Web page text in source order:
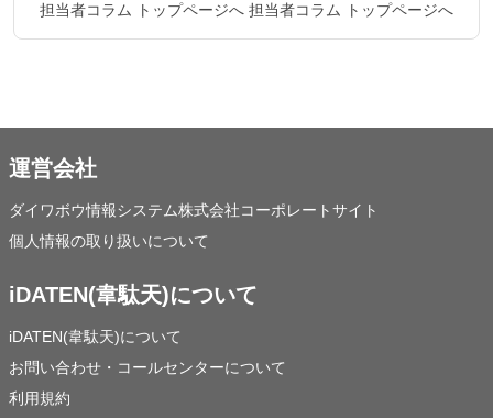
担当者コラム トップページへ 担当者コラム トップページへ
運営会社
ダイワボウ情報システム株式会社コーポレートサイト
個人情報の取り扱いについて
iDATEN(韋駄天)について
iDATEN(韋駄天)について
お問い合わせ・コールセンターについて
利用規約